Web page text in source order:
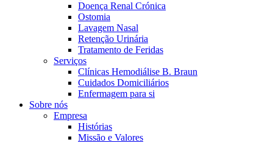
Doença Renal Crónica
Ostomia
Lavagem Nasal
Retenção Urinária
Tratamento de Feridas
Serviços
Clínicas Hemodiálise B. Braun
Cuidados Domiciliários
Enfermagem para si
Sobre nós
Empresa
Histórias
Missão e Valores